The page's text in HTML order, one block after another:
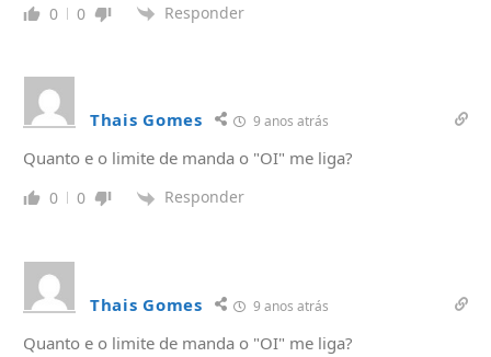
0 0 Responder
Thais Gomes 9 anos atrás
Quanto e o limite de manda o "OI" me liga?
0 0 Responder
Thais Gomes 9 anos atrás
Quanto e o limite de manda o "OI" me liga?